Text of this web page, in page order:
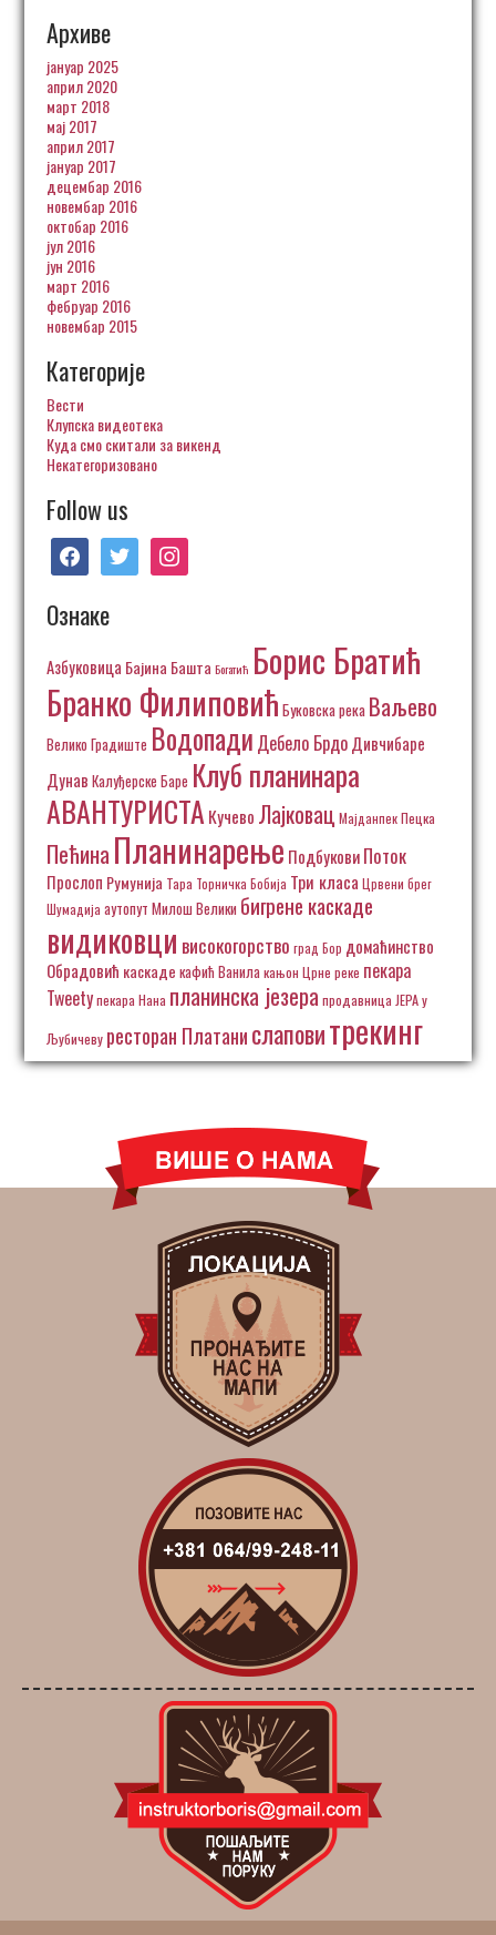
Архиве
јануар 2025
април 2020
март 2018
мај 2017
април 2017
јануар 2017
децембар 2016
новембар 2016
октобар 2016
јул 2016
јун 2016
март 2016
фебруар 2016
новембар 2015
Категорије
Вести
Клупска видеотека
Куда смо скитали за викенд
Некатегоризовано
Follow us
facebooktwitter instagram
Ознаке
Азбуковица Бајина Башта Богатић Борис Братић
Бранко Филиповић Буковска река Ваљево
Велико Градиште Водопади Дебело БрдоДивчибаре
Дунав Калуђерске Баре Клуб планинара
АВАНТУРИСТА Кучево Лајковац Мајданпек Пецка
Пећина Планинарење ПодбуковиПоток
Прослоп Румунија Тара Торничка Бобија Три класа Црвени брег
Шумадија аутопут Милош Велики бигрене каскаде
видиковци високогорство град Бор домаћинство
Обрадовић каскаде кафић Ванила кањон Црне реке пекара
Tweetyпекара Нана планинска језера продавница ЈЕРА у
Љубичеву ресторан Платанислаповитрекинг